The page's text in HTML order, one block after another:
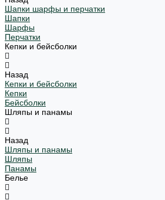
Шапки шарфы и перчатки
Шапки
Шарфы
Перчатки
Кепки и бейсболки
Назад
Кепки и бейсболки
Кепки
Бейсболки
Шляпы и панамы
Назад
Шляпы и панамы
Шляпы
Панамы
Белье